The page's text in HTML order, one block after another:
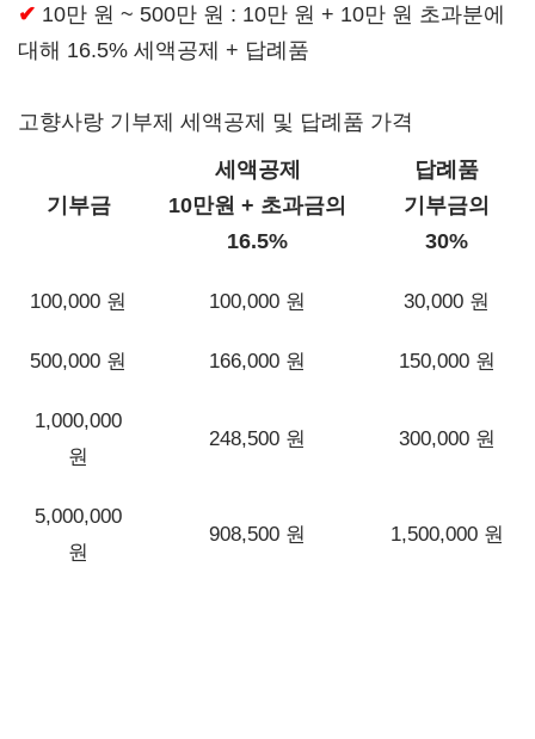
✔ 10만 원 ~ 500만 원 : 10만 원 + 10만 원 초과분에
대해 16.5% 세액공제 + 답례품
고향사랑 기부제 세액공제 및 답례품 가격
기부금
세액공제
10만원 + 초과금의
16.5%
답례품
기부금의
30%
100,000 원 100,000 원 30,000 원
500,000 원 166,000 원 150,000 원
1,000,000
원
248,500 원 300,000 원
5,000,000
원
908,500 원 1,500,000 원